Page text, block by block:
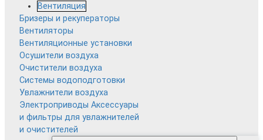
Вентиляция
Бризеры и рекуператоры
Вентиляторы
Вентиляционные установки
Осушители воздуха
Очистители воздуха
Системы водоподготовки
Увлажнители воздуха
Электроприводы Аксессуары
и фильтры для увлажнителей
и очистителей